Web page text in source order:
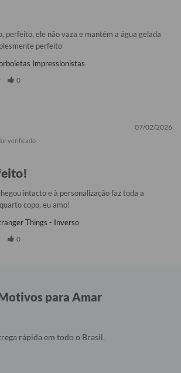
perfeito, ele não vaza e mantém a água gelada
perfeito
Impressionistas
0
07/02/2026
intacto e à personalização faz toda a
copo, eu amo!
Things - Inverso
0
para Amar
rápida em todo o Brasil.